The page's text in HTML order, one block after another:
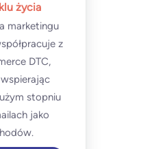
życia
marketingu
z
DTC,
stopniu
jako